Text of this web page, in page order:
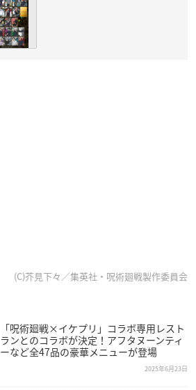
(C)芥見下々／集英社・呪術廻戦製作委員会
「呪術廻戦×イケプリ」コラボ専用レスト
ランとのコラボが決定！アフタヌーンティ
ーなど全47品の豪華メニューが登場
2025年6月23日